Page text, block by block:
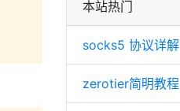
本站热门
socks5 协议详解
zerotier简明教程